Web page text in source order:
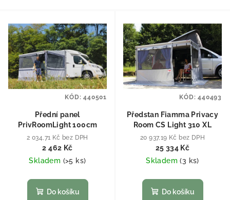
Přední panel
PrivRoomLight 100cm
2 034,71 Kč bez DPH
2 462 Kč
Skladem (>5 ks)
Do košíku
KÓD:440501
Předstan Fiamma Privacy
Room CS Light 310 XL
20 937,19 Kč bez DPH
25 334 Kč
Skladem(3 ks)
Do košíku
KÓD:440493